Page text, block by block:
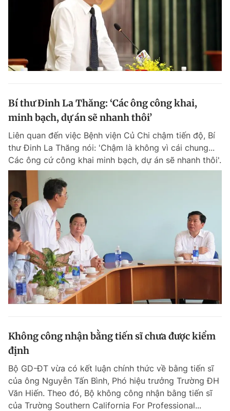
Bí thư Đinh La Thăng: ‘Các ông công khai,
minh bạch, dự án sẽ nhanh thôi’
Liên quan đến việc Bệnh viện Củ Chi chậm tiến độ, Bí
thư Đinh La Thăng nói: 'Chậm là không vì cái chung...
Các ông cứ công khai minh bạch, dự án sẽ nhanh thôi'.
Không công nhận bằng tiến sĩ chưa được kiểm
định
Bộ GD-ĐT vừa có kết luận chính thức về bằng tiến sĩ
của ông Nguyễn Tấn Bình, Phó hiệu trưởng Trường ĐH
Văn Hiến. Theo đó, Bộ không công nhận bằng tiến sĩ
của Trường Southern California For Professional...